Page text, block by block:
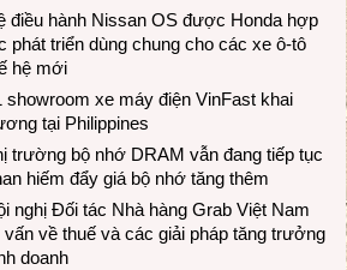
điều hành Nissan OS được Honda hợp
phát triển dùng chung cho các xe ô-tô
hệ mới
showroom xe máy điện VinFast khai
tại Philippines
trường bộ nhớ DRAM vẫn đang tiếp tục
hiếm đẩy giá bộ nhớ tăng thêm
nghị Đối tác Nhà hàng Grab Việt Nam
về thuế và các giải pháp tăng trưởng
doanh